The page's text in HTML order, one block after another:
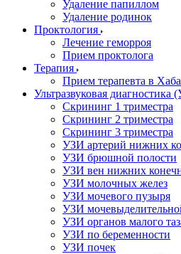
Удаление папиллом
Удаление родинок
Проктология
Лечение геморроя
Прием проктолога
Терапия
Прием терапевта в
Ультразвуковая диагностика
Скрининг 1 триместра
Скрининг 2 триместра
Скрининг 3 триместра
УЗИ артерий нижних
УЗИ брюшной полости
УЗИ вен нижних
УЗИ молочных желез
УЗИ мочевого пузыря
УЗИ
УЗИ органов малого
УЗИ по беременности
УЗИ почек